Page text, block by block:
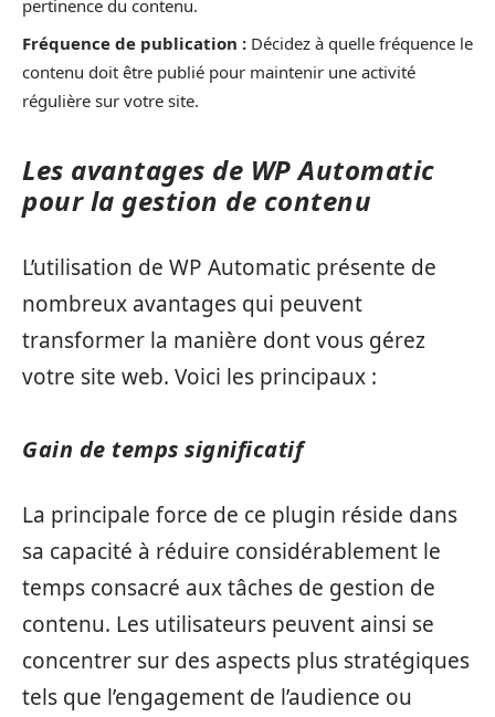
pertinence du contenu.
Fréquence de publication : Décidez à quelle fréquence le
contenu doit être publié pour maintenir une activité
régulière sur votre site.
Les avantages de WP Automatic
pour la gestion de contenu
L’utilisation de WP Automatic présente de
nombreux avantages qui peuvent
transformer la manière dont vous gérez
votre site web. Voici les principaux :
Gain de temps significatif
La principale force de ce plugin réside dans
sa capacité à réduire considérablement le
temps consacré aux tâches de gestion de
contenu. Les utilisateurs peuvent ainsi se
concentrer sur des aspects plus stratégiques
tels que l’engagement de l’audience ou